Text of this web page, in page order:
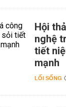
Hội
nghệ
tiết
mạnh
LỐI SỐNG